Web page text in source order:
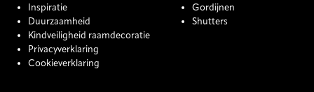
Inspiratie
Duurzaamheid
Kindveiligheid raamdecoratie
Privacyverklaring
Cookieverklaring
Gordijnen
Shutters